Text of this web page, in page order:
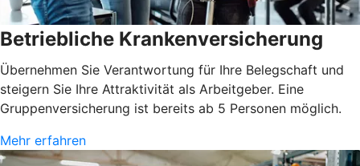
Betriebliche Krankenversicherung
Übernehmen Sie Verantwortung für Ihre Belegschaft und
steigern Sie Ihre Attraktivität als Arbeitgeber. Eine
Gruppenversicherung ist bereits ab 5 Personen möglich.
Mehr erfahren